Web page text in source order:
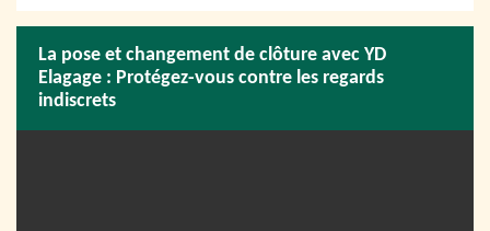
La pose et changement de clôture avec YD
Elagage : Protégez-vous contre les regards
indiscrets